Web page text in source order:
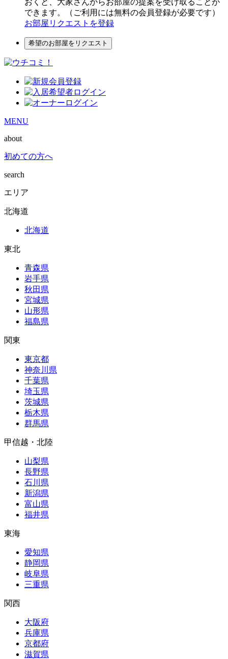
できます。（ご利用には無料の会員登録が必要です）
お部屋リクエストを登録
希望のお部屋をリクエスト
MENU
about
初めての方へ
search
エリア
北海道
北海道
東北
青森県
岩手県
秋田県
宮城県
山形県
福島県
関東
東京都
神奈川県
千葉県
埼玉県
茨城県
栃木県
群馬県
甲信越・北陸
山梨県
長野県
石川県
新潟県
富山県
福井県
東海
愛知県
静岡県
岐阜県
三重県
関西
大阪府
兵庫県
京都府
滋賀県